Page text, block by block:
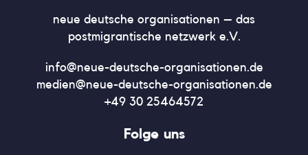
neue deutsche organisationen – das
postmigrantische netzwerk e.V.
info@neue-deutsche-organisationen.de
medien@neue-deutsche-organisationen.de
+49 30 25464572
Folge uns